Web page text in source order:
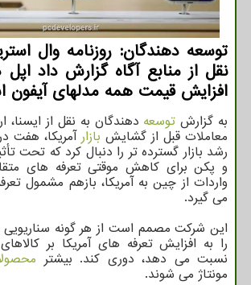
توسعه دهندگان: روزنامه وال
نقل از منابع آگاه گزارش داد
افزایش قیمت همه مدلهای
به گزارش توسعه دهندگان به نقل از
معاملات قبل از گشایش بازار آمریکا، هفت
رشد بازار گسترده تر را دنبال کرد که تحت
و پکن برای کاهش موقتی تعرفه های
می گیرد.
این شرکت مصمم است از هر گونه
را به افزایش تعرفه های آمریکا بر
نسبت می دهد، دوری کند. بیشتر
مونتاژ می شوند.